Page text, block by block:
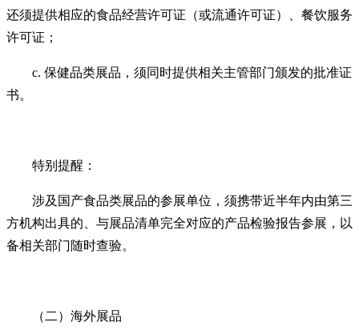
还须提供相应的食品经营许可证（或流通许可证）、餐饮服务
许可证；
c. 保健品类展品，须同时提供相关主管部门颁发的批准证
书。
特别提醒：
涉及国产食品类展品的参展单位，须携带近半年内由第三
方机构出具的、与展品清单完全对应的产品检验报告参展，以
备相关部门随时查验。
（二）海外展品